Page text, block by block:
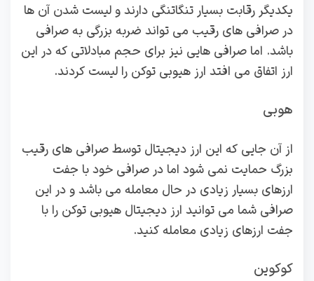
یکدیگر رقابت بسیار تنگاتنگی دارند و لیست شدن آن ها
در صرافی های رقیب می‌ تواند ضربه بزرگی به صرافی
باشد. اما صرافی هایی نیز برای حجم مبادلاتی که در این
ارز اتفاق می افتد ارز هیوبی توکن را لیست کردند.
هوبی
از آن جایی که این ارز دیجیتال توسط صرافی های رقیب
بزرگ حمایت نمی‌ شود اما در صرافی خود با جفت
ارزهای بسیار زیادی در حال معامله می باشد و در این
صرافی شما می توانید ارز دیجیتال هیوبی توکن را با
جفت ارزهای زیادی معامله کنید.
کوکوین